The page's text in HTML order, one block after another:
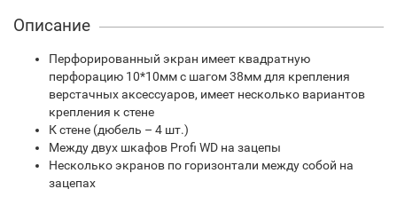
Описание
Перфорированный экран имеет квадратную
перфорацию 10*10мм с шагом 38мм для крепления
верстачных аксессуаров, имеет несколько вариантов
крепления к стене
К стене (дюбель – 4 шт.)
Между двух шкафов Profi WD на зацепы
Несколько экранов по горизонтали между собой на
зацепах